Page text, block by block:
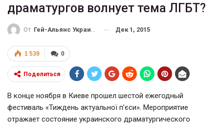
драматургов волнует тема ЛГБТ?
От Гей-Альянс Украина Дек 1, 2015
0
1 539
Поделиться
В конце ноября в Киеве прошел шестой ежегодный
фестиваль «Тиждень актуальної п’єси». Мероприятие
отражает состояние украинского драматургического